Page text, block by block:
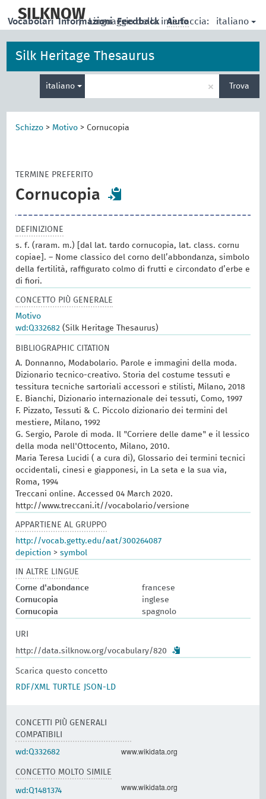
main
SILKNOW
| Linguaggio della interfaccia: italiano
Vocabolari Informazioni Feedback Aiuto
Silk Heritage Thesaurus
italiano
per
la
× Trova
Schizzo > Motivo > Cornucopia
TERMINE PREFERITO
Cornucopia
DEFINIZIONE
s. f. (raram. m.) [dal lat. tardo cornucopia, lat. class. cornu
copiae]. – Nome classico del corno dell’abbondanza, simbolo
della fertilità, raffigurato colmo di frutti e circondato d’erbe e
di fiori.
CONCETTO PIÙ GENERALE
Motivo
wd:Q332682 (Silk Heritage Thesaurus)
BIBLIOGRAPHIC CITATION
A. Donnanno, Modabolario. Parole e immagini della moda.
Dizionario tecnico-creativo. Storia del costume tessuti e
tessitura tecniche sartoriali accessori e stilisti, Milano, 2018
E. Bianchi, Dizionario internazionale dei tessuti, Como, 1997
F. Pizzato, Tessuti & C. Piccolo dizionario dei termini del
mestiere, Milano, 1992
G. Sergio, Parole di moda. Il "Corriere delle dame" e il lessico
della moda nell'Ottocento, Milano, 2010.
Maria Teresa Lucidi ( a cura di), Glossario dei termini tecnici
occidentali, cinesi e giapponesi, in La seta e la sua via,
Roma, 1994
Treccani online. Accessed 04 March 2020.
http://www.treccani.it//vocabolario/versione
APPARTIENE AL GRUPPO
http://vocab.getty.edu/aat/300264087
depiction >symbol
IN ALTRE LINGUE
Corne d'abondance
francese
Cornucopia
inglese
Cornucopia
spagnolo
URI
http://data.silknow.org/vocabulary/820
Scarica questo concetto
RDF/XML
TURTLE JSON-LD
CONCETTI PIÙ GENERALI
COMPATIBILI
wd:Q332682 www.wikidata.org
CONCETTO MOLTO SIMILE
wd:Q1481374 www.wikidata.org